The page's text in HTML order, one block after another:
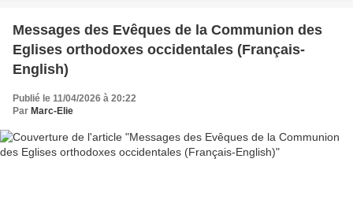
Messages des Evêques de la Communion des
Eglises orthodoxes occidentales (Français-
English)
Publié le 11/04/2026 à 20:22
Par Marc-Elie